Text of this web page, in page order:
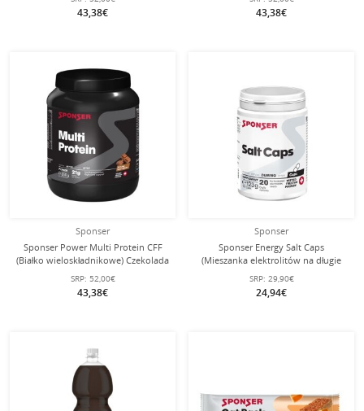
43,38€ 43,38€
Sponser
Sponser Power Multi Protein CFF
(Białko wieloskładnikowe) Czekolada
850g Puszka
SRP: 52,00€
43,38€
Sponser
Sponser Energy Salt Caps
(Mieszanka elektrolitów na długie
dystanse) 120 sztuk puszka
SRP: 29,90€
24,94€